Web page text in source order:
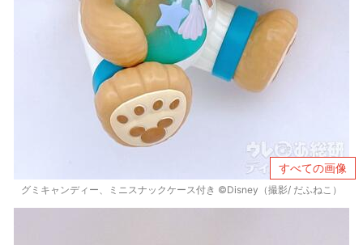
すべての画像
グミキャンディー、ミニスナックケース付き ©Disney（撮影/ だふねこ）